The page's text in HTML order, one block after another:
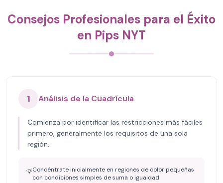
Consejos Profesionales para el Éxito
en Pips NYT
1 Análisis de la Cuadrícula
Comienza por identificar las restricciones más fáciles
primero, generalmente los requisitos de una sola
región.
💡Concéntrate inicialmente en regiones de color pequeñas
con condiciones simples de suma o igualdad